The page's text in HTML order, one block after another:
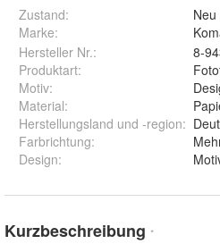
Zustand:
Neu
Marke:
Hersteller Nr.:
8-
Produktart:
Motiv:
Material:
Herstellungsland und -region:
Farbrichtung:
Design:
Kurzbeschreibung *